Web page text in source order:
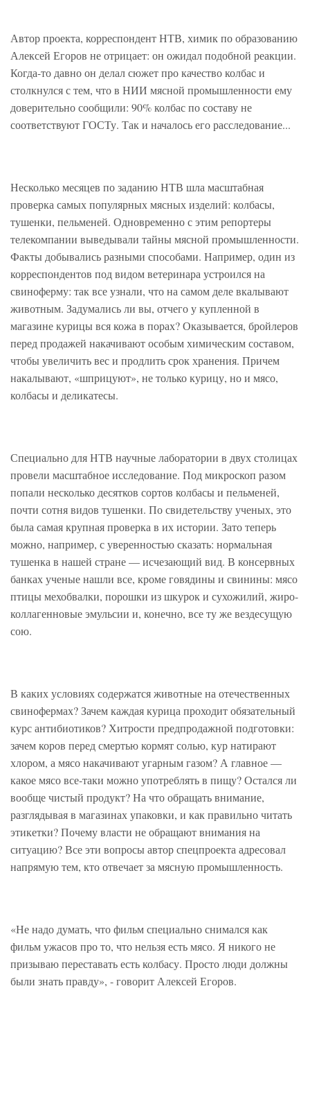
Автор проекта, корреспондент НТВ, химик по образованию
Алексей Егоров не отрицает: он ожидал подобной реакции.
Когда-то давно он делал сюжет про качество колбас и
столкнулся с тем, что в НИИ мясной промышленности ему
доверительно сообщили: 90% колбас по составу не
соответствуют ГОСТу. Так и началось его расследование...
Несколько месяцев по заданию НТВ шла масштабная
проверка самых популярных мясных изделий: колбасы,
тушенки, пельменей. Одновременно с этим репортеры
телекомпании выведывали тайны мясной промышленности.
Факты добывались разными способами. Например, один из
корреспондентов под видом ветеринара устроился на
свиноферму: так все узнали, что на самом деле вкалывают
животным. Задумались ли вы, отчего у купленной в
магазине курицы вся кожа в порах? Оказывается, бройлеров
перед продажей накачивают особым химическим составом,
чтобы увеличить вес и продлить срок хранения. Причем
накалывают, «шприцуют», не только курицу, но и мясо,
колбасы и деликатесы.
Специально для НТВ научные лаборатории в двух столицах
провели масштабное исследование. Под микроскоп разом
попали несколько десятков сортов колбасы и пельменей,
почти сотня видов тушенки. По свидетельству ученых, это
была самая крупная проверка в их истории. Зато теперь
можно, например, с уверенностью сказать: нормальная
тушенка в нашей стране — исчезающий вид. В консервных
банках ученые нашли все, кроме говядины и свинины: мясо
птицы мехобвалки, порошки из шкурок и сухожилий, жиро-
коллагенновые эмульсии и, конечно, все ту же вездесущую
сою.
В каких условиях содержатся животные на отечественных
свинофермах? Зачем каждая курица проходит обязательный
курс антибиотиков? Хитрости предпродажной подготовки:
зачем коров перед смертью кормят солью, кур натирают
хлором, а мясо накачивают угарным газом? А главное —
какое мясо все-таки можно употреблять в пищу? Остался ли
вообще чистый продукт? На что обращать внимание,
разглядывая в магазинах упаковки, и как правильно читать
этикетки? Почему власти не обращают внимания на
ситуацию? Все эти вопросы автор спецпроекта адресовал
напрямую тем, кто отвечает за мясную промышленность.
«Не надо думать, что фильм специально снимался как
фильм ужасов про то, что нельзя есть мясо. Я никого не
призываю переставать есть колбасу. Просто люди должны
были знать правду», - говорит Алексей Егоров.